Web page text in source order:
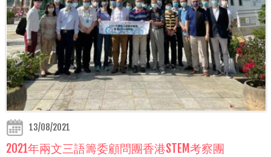
13/08/2021
2021年兩文三語籌委顧問團香港STEM考察團